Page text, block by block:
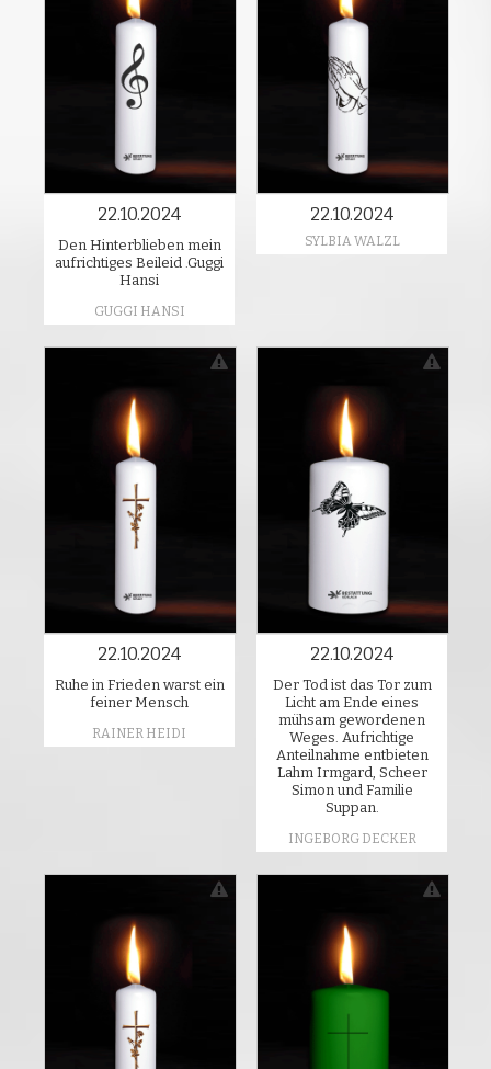
22.10.2024
Den Hinterblieben mein
aufrichtiges Beileid .Guggi
Hansi
GUGGI HANSI
22.10.2024
SYLBIA WALZL
22.10.2024
Ruhe in Frieden warst ein
feiner Mensch
RAINER HEIDI
22.10.2024
Der Tod ist das Tor zum
Licht am Ende eines
mühsam gewordenen
Weges. Aufrichtige
Anteilnahme entbieten
Lahm Irmgard, Scheer
Simon und Familie
Suppan.
INGEBORG DECKER